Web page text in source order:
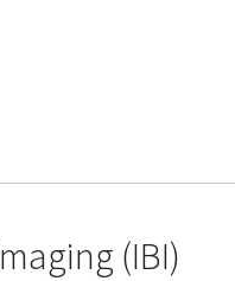
(IBI)